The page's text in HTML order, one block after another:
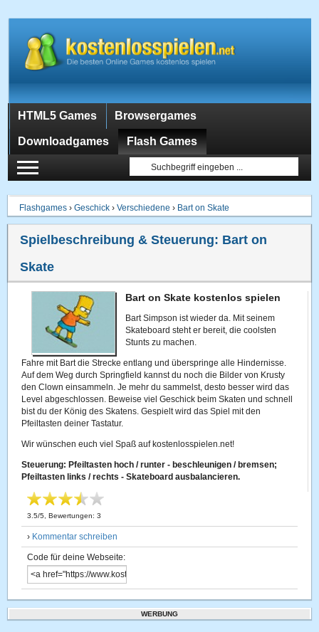
HTML5 Games Browsergames
Downloadgames Flash Games
Flashgames ›Geschick ›Verschiedene › Bart on Skate
Spielbeschreibung & Steuerung: Bart on
Skate
Bart on Skate kostenlos spielen
Bart Simpson ist wieder da. Mit seinem
Skateboard steht er bereit, die coolsten
Stunts zu machen.
Fahre mit Bart die Strecke entlang und überspringe alle Hindernisse.
Auf dem Weg durch Springfield kannst du noch die Bilder von Krusty
den Clown einsammeln. Je mehr du sammelst, desto besser wird das
Level abgeschlossen. Beweise viel Geschick beim Skaten und schnell
bist du der König des Skatens. Gespielt wird das Spiel mit den
Pfeiltasten deiner Tastatur.
Wir wünschen euch viel Spaß auf kostenlosspielen.net!
Steuerung: Pfeiltasten hoch / runter - beschleunigen / bremsen;
Pfeiltasten links / rechts - Skateboard ausbalancieren.
3.5/5 , Bewertungen:3
› Kommentar schreiben
Code für deine Webseite:
WERBUNG